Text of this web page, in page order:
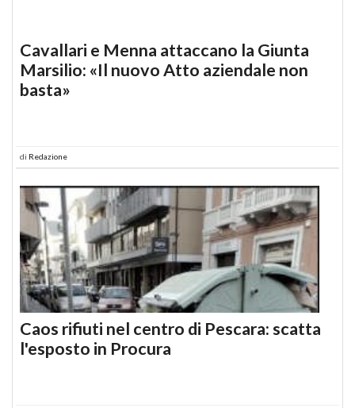
Cavallari e Menna attaccano la Giunta
Marsilio: «Il nuovo Atto aziendale non
basta»
di Redazione
Caos rifiuti nel centro di Pescara: scatta
l'esposto in Procura